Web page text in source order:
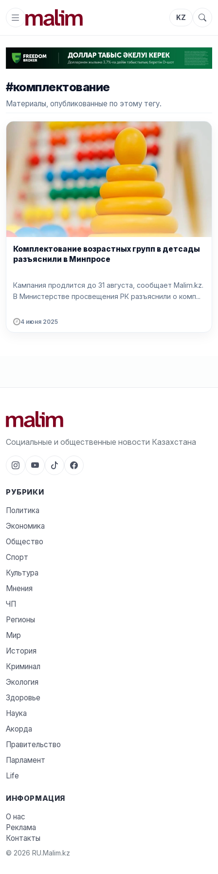
KZ
#комплектование
Материалы, опубликованные по этому тегу.
Комплектование возрастных групп в детсады
разъяснили в Минпросе
Кампания продлится до 31 августа, сообщает Malim.kz.
В Министерстве просвещения РК разъяснили о комп...
4 июня 2025
Социальные и общественные новости Казахстана
РУБРИКИ
Политика
Экономика
Общество
Спорт
Культура
Мнения
ЧП
Регионы
Мир
История
Криминал
Экология
Здоровье
Наука
Акорда
Правительство
Парламент
Life
ИНФОРМАЦИЯ
О нас
Реклама
Контакты
© 2026 RU.Malim.kz